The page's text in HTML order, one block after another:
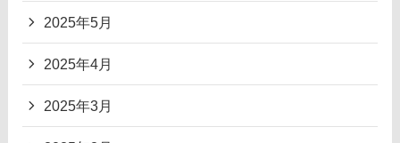
2025年5月
2025年4月
2025年3月